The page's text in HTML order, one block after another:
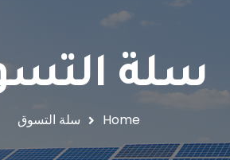
سلة
Home سلة التسوق